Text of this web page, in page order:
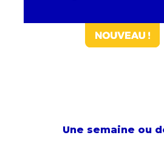
Une semaine ou